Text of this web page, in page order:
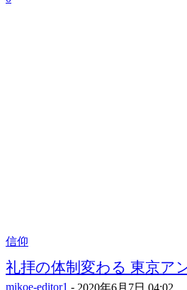
信仰
礼拝の体制変わる 東京ア
mikoe-editor1 -